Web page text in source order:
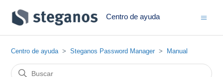
Centro de ayuda
Centro de ayuda Steganos Password Manager Manual